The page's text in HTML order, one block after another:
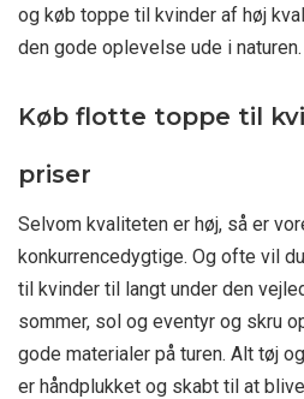
og køb toppe til kvinder af høj
den gode oplevelse ude i naturen.
Køb flotte toppe til
priser
Selvom kvaliteten er høj, så er
konkurrencedygtige. Og ofte vil
til kvinder til langt under den
sommer, sol og eventyr og skru
gode materialer på turen. Alt tøj
er håndplukket og skabt til at